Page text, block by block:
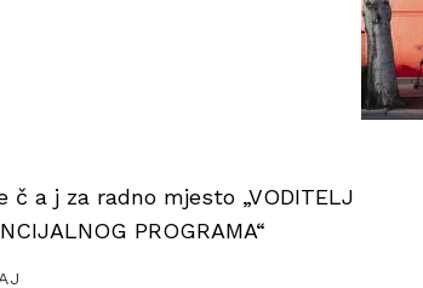
č a j za radno mjesto „VODITELJ
PROGRAMA“